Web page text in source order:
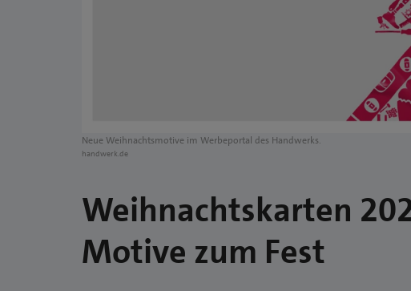
Neue Weihnachtsmotive im Werbeportal des Handwerks.
handwerk.de
Weihnachtskarten
Motive zum Fest